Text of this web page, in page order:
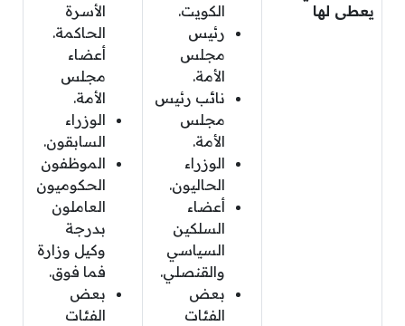
يعطى لها
الكويت.
رئيس
مجلس
الأمة.
نائب رئيس
مجلس
الأمة.
الوزراء
الحاليون.
أعضاء
السلكين
السياسي
والقنصلي.
بعض
الفئات
الأسرة
الحاكمة.
أعضاء
مجلس
الأمة.
الوزراء
السابقون.
الموظفون
الحكوميون
العاملون
بدرجة
وكيل وزارة
فما فوق.
بعض
الفئات